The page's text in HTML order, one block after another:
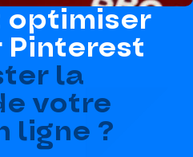
optimiser
Pinterest
la
votre
ligne ?